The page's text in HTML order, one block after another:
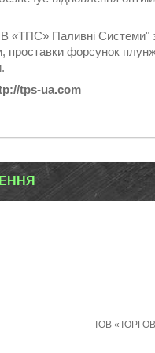
«ТПС» Паливні Системи"
проставки форсунок
tps-ua.com